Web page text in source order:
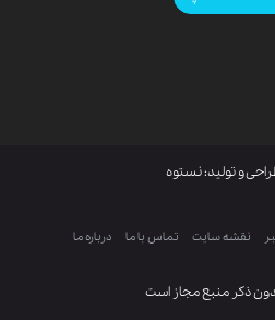
ذکر منبع مجاز است
و تولید: نستوه
نقشه سایت تماس با ما درباره ما